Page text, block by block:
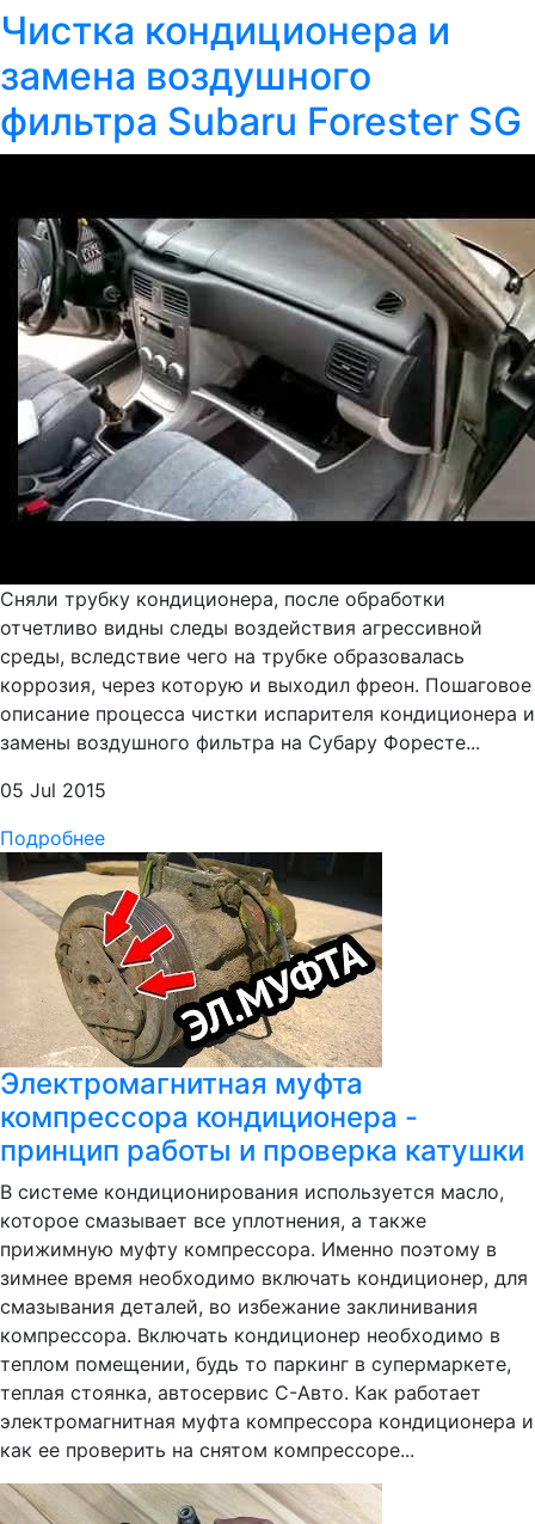
Чистка кондиционера и
замена воздушного
фильтра Subaru Forester SG
Сняли трубку кондиционера, после обработки
отчетливо видны следы воздействия агрессивной
среды, вследствие чего на трубке образовалась
коррозия, через которую и выходил фреон. Пошаговое
описание процесса чистки испарителя кондиционера и
замены воздушного фильтра на Субару Форесте...
05 Jul 2015
Подробнее
Электромагнитная муфта
компрессора кондиционера -
принцип работы и проверка катушки
В системе кондиционирования используется масло,
которое смазывает все уплотнения, а также
прижимную муфту компрессора. Именно поэтому в
зимнее время необходимо включать кондиционер, для
смазывания деталей, во избежание заклинивания
компрессора. Включать кондиционер необходимо в
теплом помещении, будь то паркинг в супермаркете,
теплая стоянка, автосервис С-Авто. Как работает
электромагнитная муфта компрессора кондиционера и
как ее проверить на снятом компрессоре...